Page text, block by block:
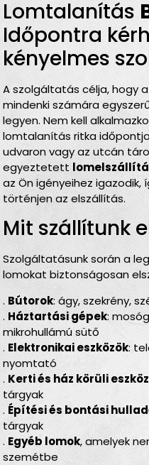
Lomtalanítás
Időpontra
kényelmes
A szolgáltatás célja, hogy a
mindenki számára
legyen. Nem kell
lomtalanítás ritka
udvaron vagy az utcán
egyeztetett
az Ön igényeihez igazodik,
történjen az elszállítás.
Mit szállítunk
Szolgáltatásunk során a
lomokat biztonságosan
. Bútorok: ágy, szekrény,
. Háztartási gépek:
mikrohullámú sütő
. Elektronikai eszközök:
nyomtató
. Kerti és ház körüli
tárgyak
. Építési és bontási
tárgyak
. Egyéb lomok, amelyek
szemétbe